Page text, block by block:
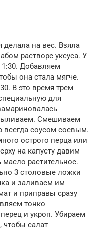
делала на вес. Взяла
растворе уксуса. У
Добавляем
она стала мягче.
В это время трем
для
Смешиваем
всегда соусом соевым.
острого перца или
на капусту давим
масло растительное.
3 столовые ложки
и заливаем им
и приправы сразу
тонко
и укроп. Убираем
чтобы салат